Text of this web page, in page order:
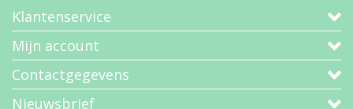
Klantenservice
Mijn account
Contactgegevens
Nieuwsbrief